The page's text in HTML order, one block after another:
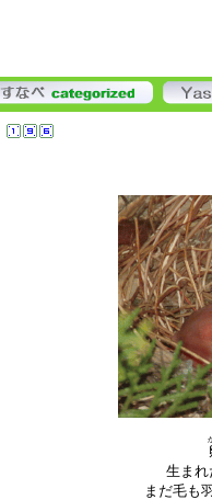
生まれ
まだ毛も